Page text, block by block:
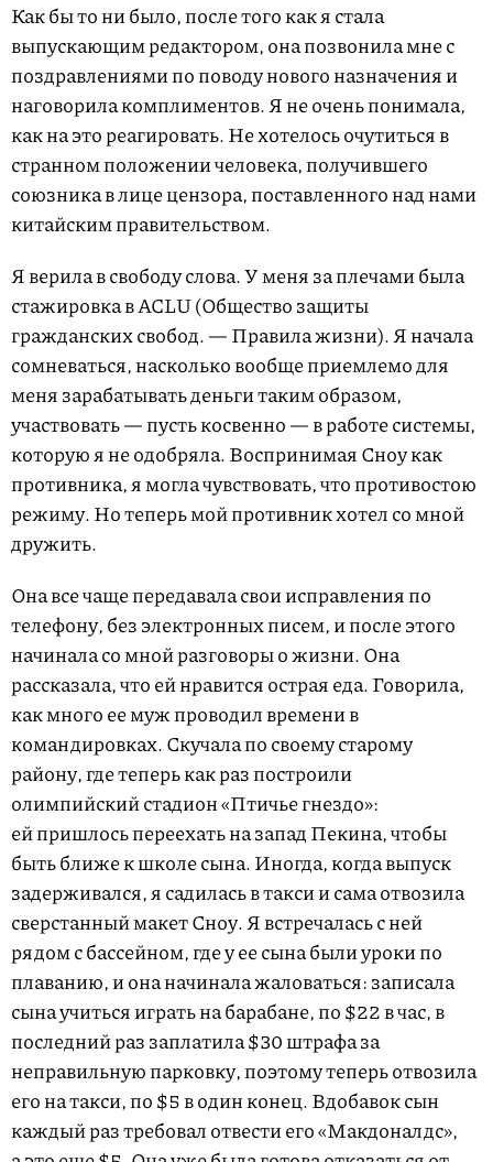
Как бы то ни было, после того как я стала
выпускающим редактором, она позвонила мне с
поздравлениями по поводу нового назначения и
наговорила комплиментов. Я не очень понимала,
как на это реагировать. Не хотелось очутиться в
странном положении человека, получившего
союзника в лице цензора, поставленного над нами
китайским правительством.
Я верила в свободу слова. У меня за плечами была
стажировка в ACLU (Общество защиты
гражданских свобод. — Правила жизни). Я начала
сомневаться, насколько вообще приемлемо для
меня зарабатывать деньги таким образом,
участвовать — пусть косвенно — в работе системы,
которую я не одобряла. Воспринимая Сноу как
противника, я могла чув­ствовать, что противостою
режиму. Но теперь мой противник хотел со мной
дружить.
Она все чаще передавала свои исправления по
телефону, без электронных писем, и после этого
начинала со мной разговоры о жизни. Она
рассказала, что ей нравится острая еда. Говорила,
как много ее муж проводил времени в
командировках. Скучала по своему старому
району, где теперь как раз построили
олимпийский стадион «Птичье гнездо»:
ей пришлось переехать на запад Пекина, чтобы
быть ближе к школе сына. Иногда, когда выпуск
задерживался, я садилась в такси и сама отвозила
сверстанный макет Сноу. Я встречалась с ней
рядом с бассейном, где у ее сына были уроки по
плаванию, и она начинала жаловаться: записала
сына учиться играть на барабане, по $22 в час, в
последний раз заплатила $30 штрафа за
неправильную парковку, поэтому теперь отвозила
его на такси, по $5 в один конец. Вдобавок сын
каждый раз требовал отвести его «Макдоналдс»,